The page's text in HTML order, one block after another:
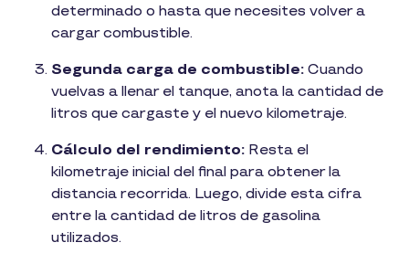
determinado o hasta que necesites volver a
cargar combustible.
Segunda carga de combustible: Cuando
vuelvas a llenar el tanque, anota la cantidad de
litros que cargaste y el nuevo kilometraje.
Cálculo del rendimiento: Resta el
kilometraje inicial del final para obtener la
distancia recorrida. Luego, divide esta cifra
entre la cantidad de litros de gasolina
utilizados.